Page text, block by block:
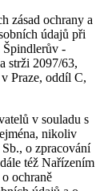
zásad ochrany a
údajů při
Špindlerův -
strži 2097/63,
Praze, oddíl C,
v souladu s
nikoliv
o zpracování
též Nařízením
ochraně